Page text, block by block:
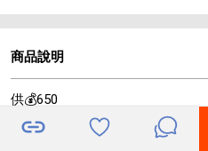
商品說明
供💰650
26年夏季川久新款法式经典爱心
华夫格面料，透气不闷汗，垂顺